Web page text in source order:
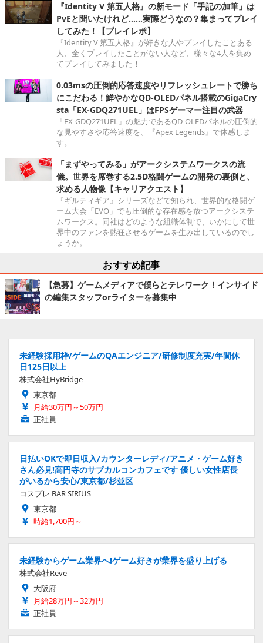
『Identity V 第五人格』の新モード「手記の加筆」は
PvEと聞いたけれど……実際どうなの？集まってプレイ
してみた！【プレイレポ】
『Identity V 第五人格』が好きな人やプレイしたことある
人、全くプレイしたことがない人など、様々な4人を集め
てプレイしてみました！
0.03msの圧倒的応答速度やリフレッシュレートで勝ち
にこだわる！鮮やかなQD-OLEDパネル搭載のGigaCry
sta「EX-GDQ271UEL」はFPSゲーマー注目の武器
「EX-GDQ271UEL」の魅力であるQD-OLEDパネルの圧倒的
な見やすさや応答速度を、『Apex Legends』で体感しま
す。
「まずやってみる」がアークシステムワークスの流
儀。世界を席巻する2.5D格闘ゲームの開発の裏側と、
求める人物像【キャリアクエスト】
『ギルティギア』シリーズなどで知られ、世界的な格闘ゲ
ーム大会「EVO」でも圧倒的な存在感を放つアークシステ
ムワークス。同社はどのような組織体制で、いかにして世
界中のファンを熱狂させるゲームを生み出しているのでし
ょうか。
おすすめ記事
【急募】ゲームメディアで僕らとテレワーク！インサイド
の編集スタッフorライターを募集中
未経験採用枠/ゲームのQAエンジニア/研修制度充実/年間休
日125日以上
株式会社HyBridge
東京都
月給30万円～50万円
正社員
日払いOKで即日収入/カウンターレディ/アニメ・ゲーム好き
さん必見!高円寺のサブカルコンカフェです 優しい女性店長
がいるから安心/東京都/杉並区
コスプレ BAR SIRIUS
東京都
時給1,700円～
未経験からゲーム業界へ!ゲーム好きが業界を盛り上げる
株式会社Reve
大阪府
月給28万円～32万円
正社員